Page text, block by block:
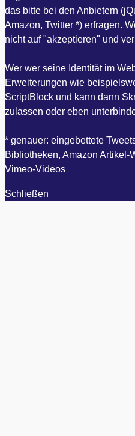
das bitte bei den Anbietern
Amazon, Twitter *) erfragen.
nicht auf "akzeptieren" und
Wer wer seine Identität im
Erweiterungen wie
ScriptBlock und kann dann
zulassen oder eben
* genauer: eingebettete
Bibliotheken, Amazon Artikel-
Vimeo-Videos
Schließen